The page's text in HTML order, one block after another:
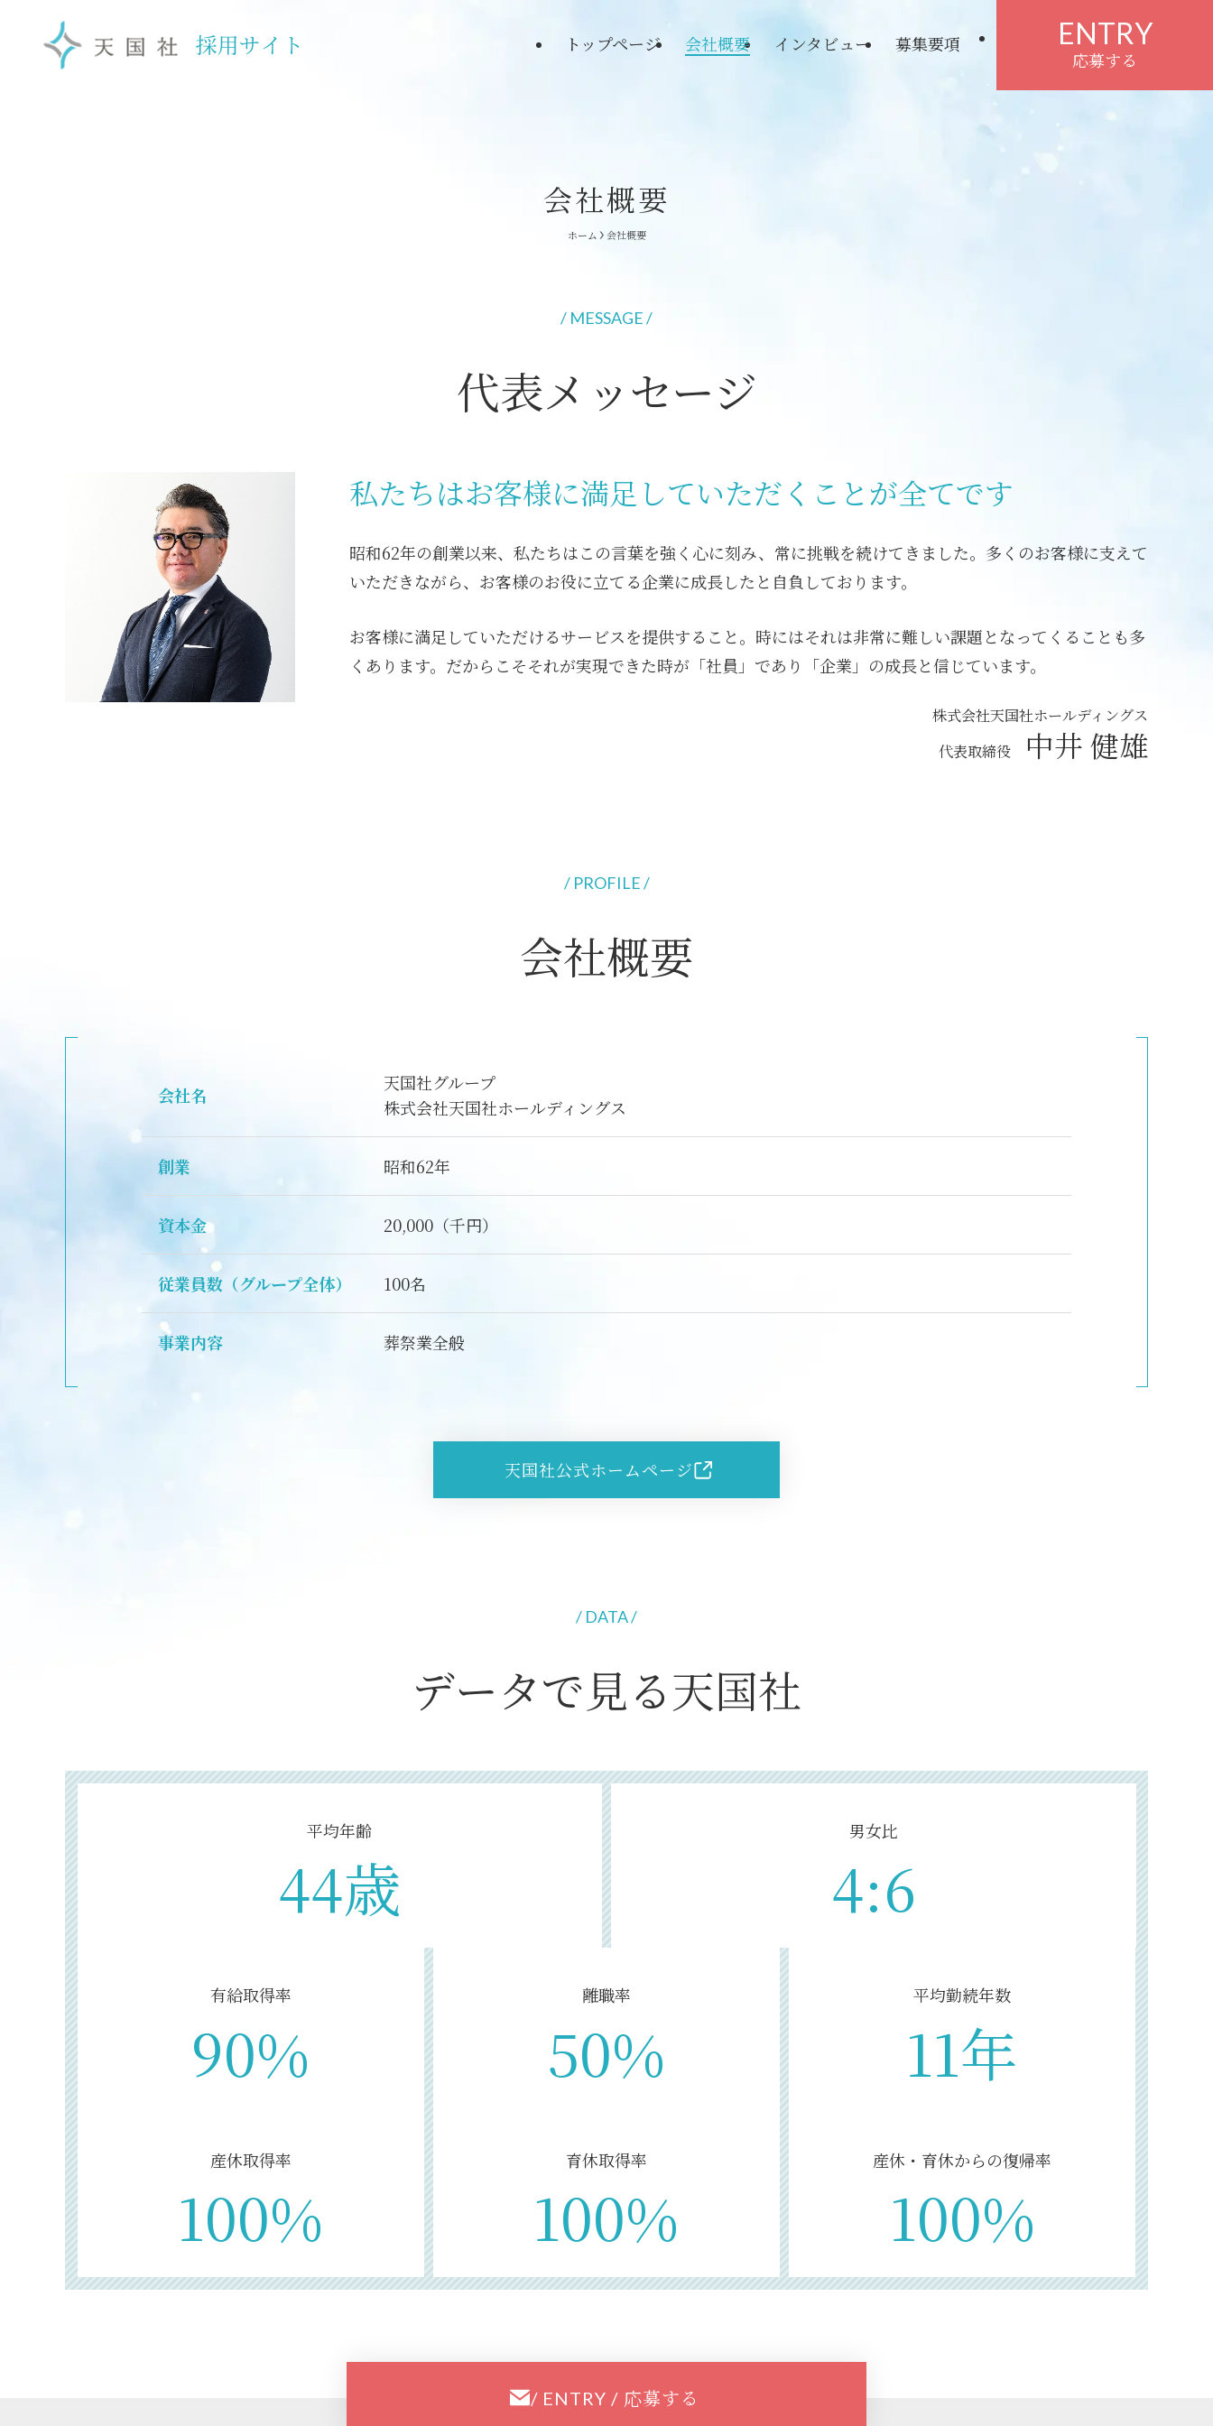
トップページ 会社概要 インタビュー 募集要項 ENTRY
応募する
会社概要
ホーム 会社概要
/ MESSAGE /
代表メッセージ
私たちはお客様に満足していただくことが全てです
昭和62年の創業以来、私たちはこの言葉を強く心に刻み、常に挑戦を続けてきました。多くのお客様に支えて
いただきながら、お客様のお役に立てる企業に成長したと自負しております。
お客様に満足していただけるサービスを提供すること。時にはそれは非常に難しい課題となってくることも多
くあります。だからこそそれが実現できた時が「社員」であり「企業」の成長と信じています。
株式会社天国社ホールディングス
代表取締役
中井 健雄
/ PROFILE /
会社概要
会社名
天国社グループ
株式会社天国社ホールディングス
創業 昭和62年
資本金 20,000（千円）
従業員数（グループ全体） 100名
事業内容 葬祭業全般
天国社公式ホームページ
/ DATA /
データで見る天国社
平均年齢
44歳
男女比
4:6
有給取得率
90%
離職率
50%
平均勤続年数
11年
産休取得率
100%
育休取得率
100%
産休・育休からの復帰率
100%
/ ENTRY /応募する